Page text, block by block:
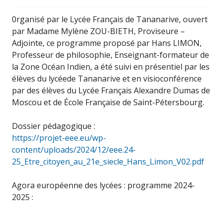
0rganisé par le Lycée Français de Tananarive, ouvert
par Madame Mylène ZOU-BIETH, Proviseure –
Adjointe, ce programme proposé par Hans LIMON,
Professeur de philosophie, Enseignant-formateur de
la Zone Océan Indien, a été suivi en présentiel par les
élèves du lycéede Tananarive et en visioconférence
par des élèves du Lycée Français Alexandre Dumas de
Moscou et de École Française de Saint-Pétersbourg.
Dossier pédagogique :
https://projet-eee.eu/wp-
content/uploads/2024/12/eee.24-
25_Etre_citoyen_au_21e_siecle_Hans_Limon_V02.pdf
Agora européenne des lycées : programme 2024-
2025 :